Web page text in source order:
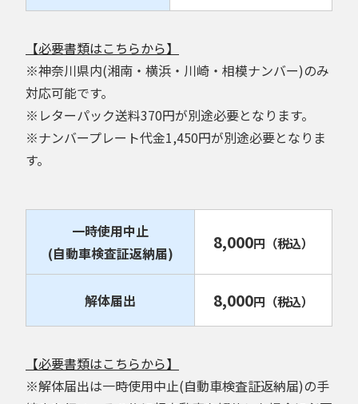
【必要書類はこちらから】
※神奈川県内(湘南・横浜・川崎・相模ナンバー)のみ
対応可能です。
※レターパック送料370円が別途必要となります。
※ナンバープレート代金1,450円が別途必要となりま
す。
一時使用中止
(自動車検査証返納届)
8,000円 （税込）
解体届出 8,000円 （税込）
【必要書類はこちらから】
※解体届出は一時使用中止(自動車検査証返納届)の手